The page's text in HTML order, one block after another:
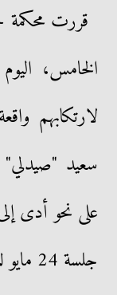
قررت محكمة
لارتكابهم
سعيد "صيدلي"
على نحو أدى
جلسة 24 مايو للنطق بالحكم.